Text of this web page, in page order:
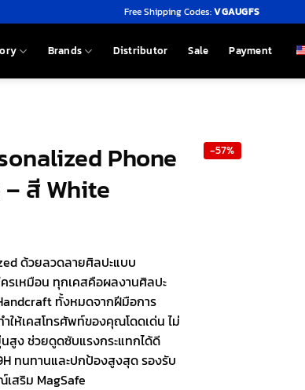
Free Shipping Codes:VGAUGFS
Brands Distributor Sale Payment
Phone
– สี White
ด้วยลวดลายศิลปะแบบ
รเหมือน ทุกเคสคือผลงานศิลปะ
ทั้งหมดจากฝีมือการ
ให้เคสโทรศัพท์ของคุณโดดเด่น ไม่
สูง ช่วยดูดซับแรงกระแทกได้ดี
ทนทานและปกป้องสูงสุด รองรับ
เสริม MagSafe
-57%